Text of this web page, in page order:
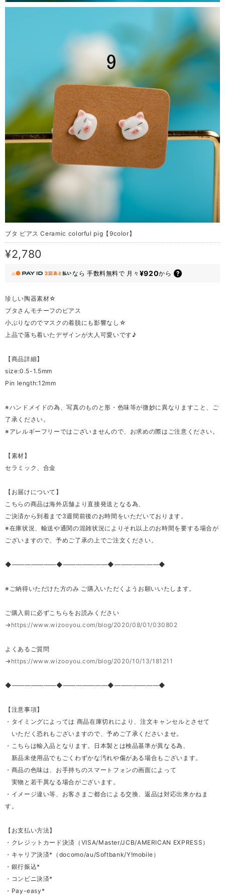
ブタ ピアス Ceramic colorful pig【9color】
¥2,780
なら 手数料無料で 月々 ¥920から
珍しい陶器素材☆
ブタさんモチーフのピアス
小ぶりなのでマスクの着脱にも影響なし☆
上品で落ち着いたデザインが大人可愛いです♪
【商品詳細】
size:0.5-1.5mm
Pin length:12mm
※ハンドメイドの為、写真のものと形・色味等が微妙に異なりますこと、ご
了承ください。
※アレルギーフリーではございませんので、お求めの際はご注意ください。
【素材】
セラミック、合金
【お届けについて】
こちらの商品は海外店舗より直接発送となる為、
ご決済から到着まで3週間前後のお時間をいただいております。
※在庫状況、輸送や通関の混雑状況によりそれ以上のお時間を要する場合が
ございますので、予めご了承の上でご注文ください。
◆―――――――◆―――――――◆―――――――◆
※ご納得いただけた方のみ ご購入いただくようお願いいたします。
ご購入前に必ずこちらをお読みください
→ https://www.wizooyou.com/blog/2020/08/01/030802
よくあるご質問
→ https://www.wizooyou.com/blog/2020/10/13/181211
◆―――――――◆―――――――◆―――――――◆
【注意事項】
・タイミングによっては 商品在庫切れにより、注文キャンセルとさせて
いただく恐れもございますので、予めご了承くださいませ。
・こちらは輸入品となります。日本製とは検品基準が異なる為、
新品未使用品でもごくわずかな汚れや傷がある場合もございます。
・商品の色味は、お手持ちのスマートフォンの画面によって
実物と若干異なる場合がございます。
・イメージ違い等、お客さまご都合による交換、返品は対応出来かねま
す。
【お支払い方法】
・クレジットカード決済（VISA/Master/JCB/AMERICAN EXPRESS）
・キャリア決済*（docomo/au/Softbank/Y!mobile）
・銀行振込*
・コンビニ決済*
・Pay-easy*